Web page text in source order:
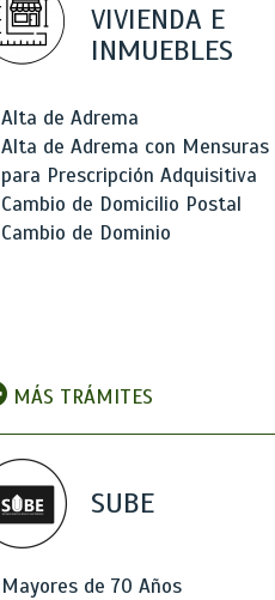
VIVIENDA E
INMUEBLES
Alta de Adrema
Alta de Adrema con Mensuras
para Prescripción Adquisitiva
Cambio de Domicilio Postal
Cambio de Dominio
MÁS TRÁMITES
SUBE
Mayores de 70 Años